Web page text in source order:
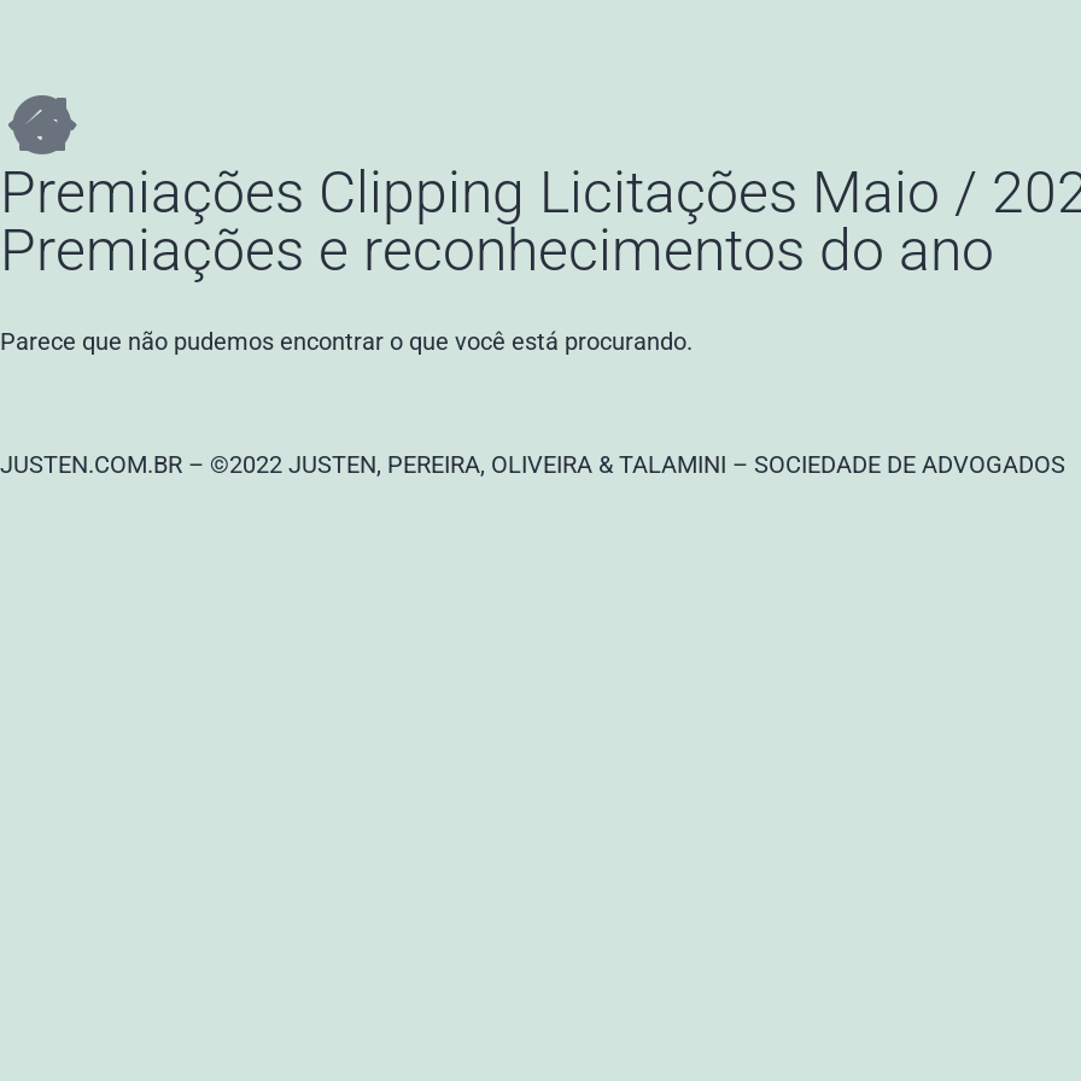
Premiações Clipping Licitações Maio /
Premiações e reconhecimentos do ano
Parece que não pudemos encontrar o que você está procurando.
JUSTEN.COM.BR – ©2022 JUSTEN, PEREIRA, OLIVEIRA & TALAMINI – SOCIEDADE DE ADVOGADOS